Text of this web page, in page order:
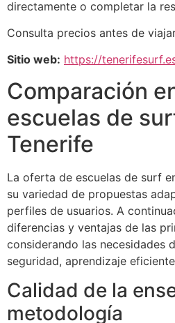
directamente o completar la
Consulta precios antes de
Sitio web: https://
Comparación
escuelas de
Tenerife
La oferta de escuelas de surf
su variedad de propuestas
perfiles de usuarios. A
diferencias y ventajas de las
considerando las necesidades
seguridad, aprendizaje
Calidad de la
metodología